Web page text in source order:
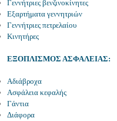
Γεννήτριες βενζινοκίνητες
Εξαρτήματα γεννητριών
Γεννήτριες πετρελαίου
Κινητήρες
ΕΞΟΠΛΙΣΜΟΣ ΑΣΦΑΛΕΙΑΣ:
Αδιάβροχα
Ασφάλεια κεφαλής
Γάντια
Διάφορα